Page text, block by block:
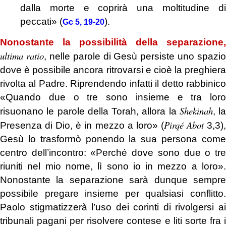
dalla morte e coprirà una moltitudine di
peccati» (Gc 5, 19-20).
Nonostante la possibilità della separazione,
ultima ratio, nelle parole di Gesù persiste uno spazio
dove è possibile ancora ritrovarsi e cioè la preghiera
rivolta al Padre. Riprendendo infatti il detto rabbinico
«Quando due o tre sono insieme e tra loro
risuonano le parole della Torah, allora la Shekinah, la
Presenza di Dio, è in mezzo a loro» (Pirqé Abot3,3),
Gesù lo trasformò ponendo la sua persona come
centro dell’incontro: «Perché dove sono due o tre
riuniti nel mio nome, lì sono io in mezzo a loro».
Nonostante la separazione sarà dunque sempre
possibile pregare insieme per qualsiasi conflitto.
Paolo stigmatizzerà l’uso dei corinti di rivolgersi ai
tribunali pagani per risolvere contese e liti sorte fra i